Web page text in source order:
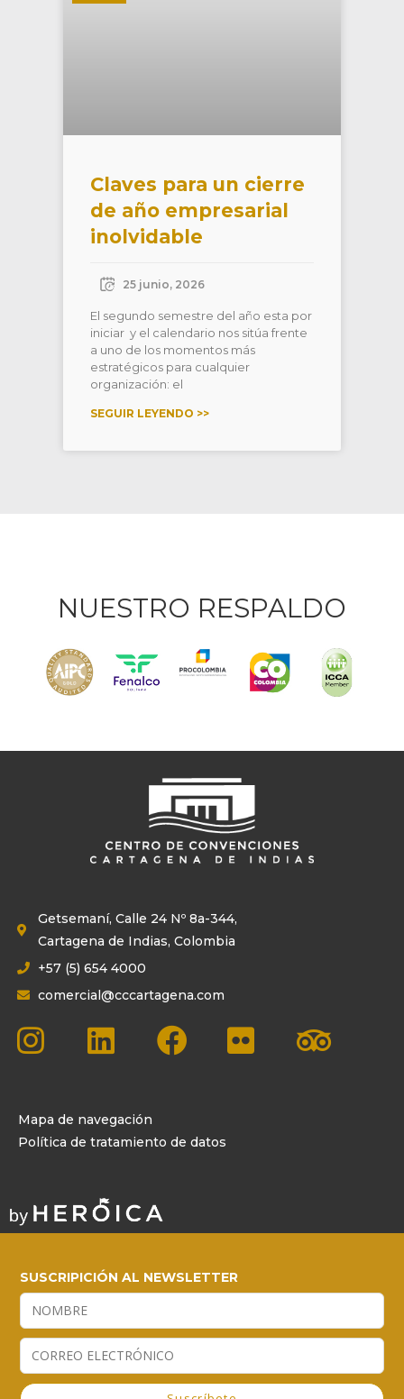
Claves para un cierre
de año empresarial
inolvidable
25 junio, 2026
El segundo semestre del año esta por
iniciar y el calendario nos sitúa frente
a uno de los momentos más
estratégicos para cualquier
organización: el
SEGUIR LEYENDO >>
NUESTRO RESPALDO
Getsemaní, Calle 24 Nº 8a-344,
Cartagena de Indias, Colombia
+57 (5) 654 4000
comercial@cccartagena.com
Mapa de navegación
Política de tratamiento de datos
SUSCRIPICIÓN AL NEWSLETTER